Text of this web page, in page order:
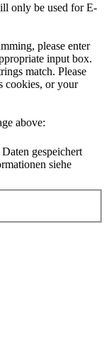
only be used for E-
please enter
input box.
match. Please
cookies, or your
above:
gespeichert
siehe